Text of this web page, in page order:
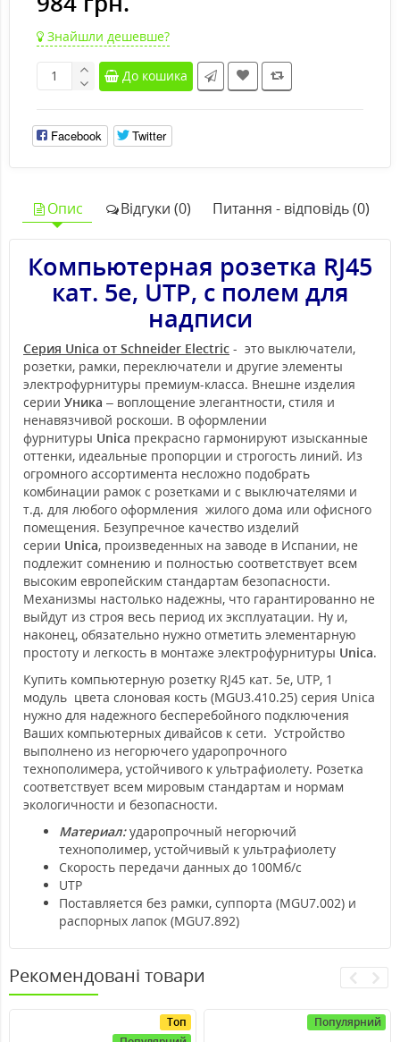
Знайшли дешевше?
До кошика
Facebook Twitter
Опис Відгуки (0) Питання - відповідь (0)
Компьютерная розетка RJ45
кат. 5е, UTP, с полем для
надписи
Серия Unica от Schneider Electric - это выключатели,
розетки, рамки, переключатели и другие элементы
электрофурнитуры премиум-класса. Внешне изделия
серии Уника – воплощение элегантности, стиля и
ненавязчивой роскоши. В оформлении
фурнитуры Unica прекрасно гармонируют изысканные
оттенки, идеальные пропорции и строгость линий. Из
огромного ассортимента несложно подобрать
комбинации рамок с розетками и с выключателями и
т.д. для любого оформления жилого дома или офисного
помещения. Безупречное качество изделий
серии Unica, произведенных на заводе в Испании, не
подлежит сомнению и полностью соответствует всем
высоким европейским стандартам безопасности.
Механизмы настолько надежны, что гарантированно не
выйдут из строя весь период их эксплуатации. Ну и,
наконец, обязательно нужно отметить элементарную
простоту и легкость в монтаже электрофурнитуры Unica.
Купить компьютерную розетку RJ45 кат. 5е, UTP, 1
модуль цвета слоновая кость (MGU3.410.25) серия Unica
нужно для надежного бесперебойного подключения
Ваших компьютерных дивайсов к сети. Устройство
выполнено из негорючего ударопрочного
технополимера, устойчивого к ультрафиолету. Розетка
соответствует всем мировым стандартам и нормам
экологичности и безопасности.
Материал:ударопрочный негорючий
технополимер, устойчивый к ультрафиолету
Скорость передачи данных до 100Мб/с
UTP
Поставляется без рамки, суппорта (MGU7.002) и
распорных лапок (MGU7.892)
Рекомендовані товари
Топ
Популярний